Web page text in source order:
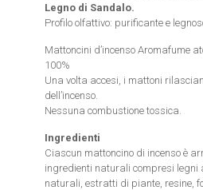
Legno di Sandalo.
Profilo olfattivo: purificante e
Mattoncini d’incenso Aromafume
100%
Una volta accesi, i mattoni
dell’incenso.
Nessuna combustione tossica.
Ingredienti
Ciascun mattoncino di incenso è
ingredienti naturali compresi legni
naturali, estratti di piante, resine,